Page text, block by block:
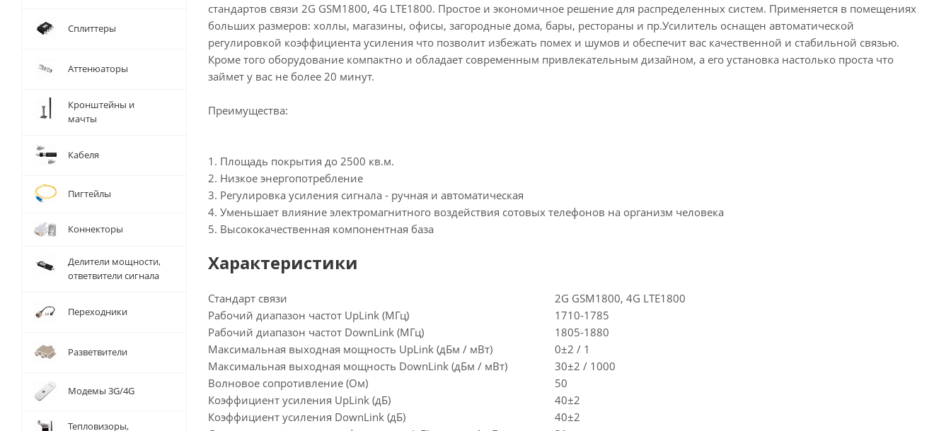
стандартов связи 2G GSM1800, 4G LTE1800. Простое и экономичное решение для распределенных систем. Применяется в помещениях
больших размеров: холлы, магазины, офисы, загородные дома, бары, рестораны и пр.Усилитель оснащен автоматической
регулировкой коэффициента усиления что позволит избежать помех и шумов и обеспечит вас качественной и стабильной связью.
Кроме того оборудование компактно и обладает современным привлекательным дизайном, а его установка настолько проста что
займет у вас не более 20 минут.
Преимущества:
1. Площадь покрытия до 2500 кв.м.
2. Низкое энергопотребление
3. Регулировка усиления сигнала - ручная и автоматическая
4. Уменьшает влияние электромагнитного воздействия сотовых телефонов на организм человека
5. Высококачественная компонентная база
Характеристики
Стандарт связи
2G GSM1800, 4G LTE1800
Рабочий диапазон частот UpLink (МГц)
1710-1785
Рабочий диапазон частот DownLink (МГц)
1805-1880
Максимальная выходная мощность UpLink (дБм / мВт)
0±2 / 1
Максимальная выходная мощность DownLink (дБм / мВт)
30±2 / 1000
Волновое сопротивление (Ом)
50
Коэффициент усиления UpLink (дБ)
40±2
Коэффициент усиления DownLink (дБ)
40±2
Сплиттеры
Аттенюаторы
Кронштейны и
мачты
Кабеля
Пигтейлы
Коннекторы
Делители мощности,
ответвители сигнала
Переходники
Разветвители
Модемы 3G/4G
Тепловизоры,